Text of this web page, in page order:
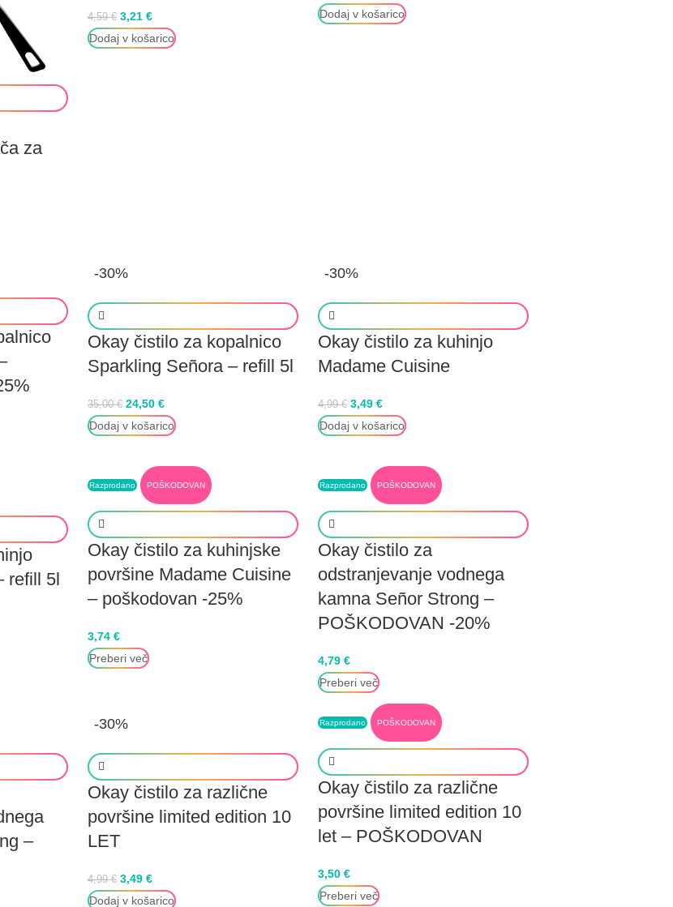
za
4,59€ 3,21 €
Dodaj v košarico
Dodaj v košarico
-30%
Okay čistilo za kopalnico
Sparkling Señora – refill 5l
35,00€ 24,50 €
Dodaj v košarico
-30%
Okay čistilo za kuhinjo
Madame Cuisine
4,99€ 3,49 €
Dodaj v košarico
refill 5l
Razprodano POŠKODOVAN
Okay čistilo za kuhinjske
površine Madame Cuisine
– poškodovan -25%
3,74 €
Preberi več
Razprodano POŠKODOVAN
Okay čistilo za
odstranjevanje vodnega
kamna Señor Strong –
POŠKODOVAN -20%
4,79 €
Preberi več
–
-30%
Okay čistilo za različne
površine limited edition 10
LET
4,99€ 3,49 €
Dodaj v košarico
Razprodano POŠKODOVAN
Okay čistilo za različne
površine limited edition 10
let – POŠKODOVAN
3,50 €
Preberi več